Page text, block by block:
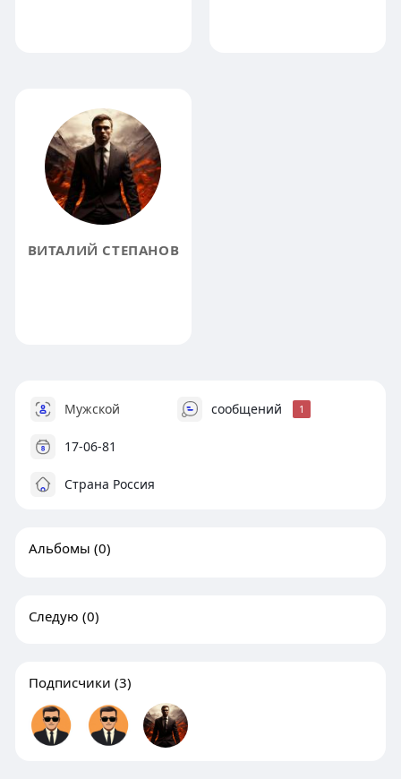
ВИТАЛИЙ СТЕПАНОВ
Мужской сообщений 1
17-06-81
Страна Россия
Альбомы (0)
Следую (0)
Подписчики (3)